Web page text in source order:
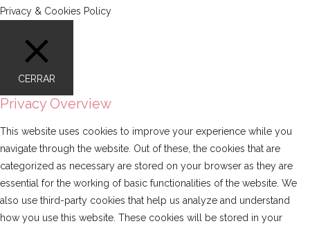
Privacy & Cookies Policy
CERRAR
Privacy Overview
This website uses cookies to improve your experience while you
navigate through the website. Out of these, the cookies that are
categorized as necessary are stored on your browser as they are
essential for the working of basic functionalities of the website. We
also use third-party cookies that help us analyze and understand
how you use this website. These cookies will be stored in your